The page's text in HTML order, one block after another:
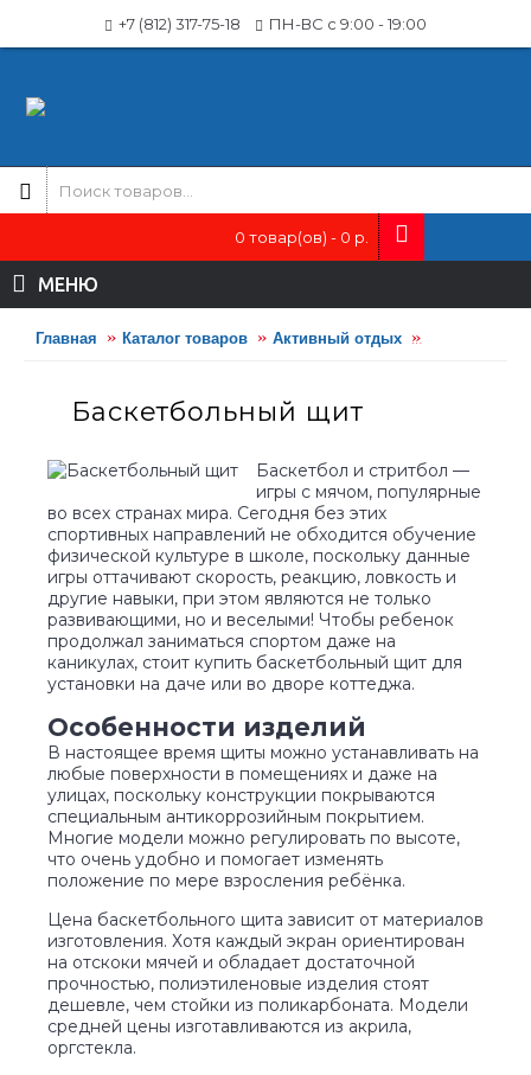
+7 (812) 317-75-18 ПН-ВС с 9:00 - 19:00
0 товар(ов) - 0 р.
МЕНЮ
Главная Каталог товаров Активный отдых
Баскетбольный щит
Баскетбол и стритбол —
игры с мячом, популярные
во всех странах мира. Сегодня без этих
спортивных направлений не обходится обучение
физической культуре в школе, поскольку данные
игры оттачивают скорость, реакцию, ловкость и
другие навыки, при этом являются не только
развивающими, но и веселыми! Чтобы ребенок
продолжал заниматься спортом даже на
каникулах, стоит купить баскетбольный щит для
установки на даче или во дворе коттеджа.
Особенности изделий
В настоящее время щиты можно устанавливать на
любые поверхности в помещениях и даже на
улицах, поскольку конструкции покрываются
специальным антикоррозийным покрытием.
Многие модели можно регулировать по высоте,
что очень удобно и помогает изменять
положение по мере взросления ребёнка.
Цена баскетбольного щита зависит от материалов
изготовления. Хотя каждый экран ориентирован
на отскоки мячей и обладает достаточной
прочностью, полиэтиленовые изделия стоят
дешевле, чем стойки из поликарбоната. Модели
средней цены изготавливаются из акрила,
оргстекла.